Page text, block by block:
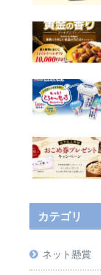
カテゴリ
ネット懸賞